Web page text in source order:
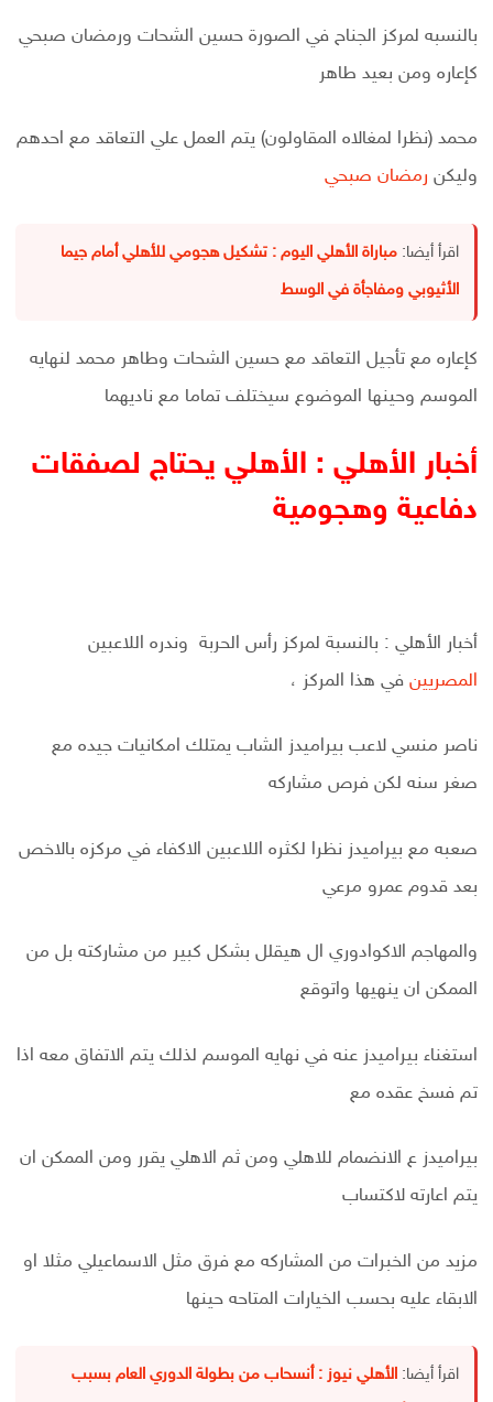
بالنسبه لمركز الجناح في الصورة حسين الشحات ورمضان صبحي
كإعاره ومن بعيد طاهر
محمد (نظرا لمغالاه المقاولون) يتم العمل علي التعاقد مع احدهم
وليكن رمضان صبحي
اقرأ أيضا: مباراة الأهلي اليوم : تشكيل هجومي للأهلي أمام جيما
الأثيوبي ومفاجأة في الوسط
كإعاره مع تأجيل التعاقد مع حسين الشحات وطاهر محمد لنهايه
الموسم وحينها الموضوع سيختلف تماما مع ناديهما
أخبار الأهلي : الأهلي يحتاج لصفقات
دفاعية وهجومية
أخبار الأهلي : بالنسبة لمركز رأس الحربة وندره اللاعبين
المصريين في هذا المركز ،
ناصر منسي لاعب بيراميدز الشاب يمتلك امكانيات جيده مع
صغر سنه لكن فرص مشاركه
صعبه مع بيراميدز نظرا لكثره اللاعبين الاكفاء في مركزه بالاخص
بعد قدوم عمرو مرعي
والمهاجم الاكوادوري ال هيقلل بشكل كبير من مشاركته بل من
الممكن ان ينهيها واتوقع
استغناء بيراميدز عنه في نهايه الموسم لذلك يتم الاتفاق معه اذا
تم فسخ عقده مع
بيراميدز ع الانضمام للاهلي ومن ثم الاهلي يقرر ومن الممكن ان
يتم اعارته لاكتساب
مزيد من الخبرات من المشاركه مع فرق مثل الاسماعيلي مثلا او
الابقاء عليه بحسب الخيارات المتاحه حينها
اقرأ أيضا: الأهلي نيوز : أنسحاب من بطولة الدوري العام بسبب